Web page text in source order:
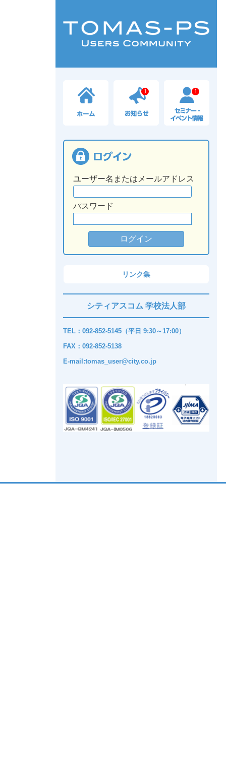
1 1
ユーザー名またはメールアドレス
パスワード
リンク集
シティアスコム 学校法人部
TEL：092-852-5145（平日 9:30～17:00）
FAX：092-852-5138
E-mail:tomas_user@city.co.jp